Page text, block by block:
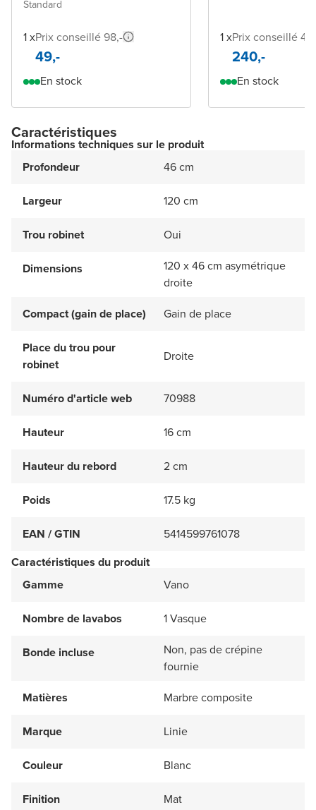
Standard
1 xPrix conseillé 98,-
49,-
En stock
1 xPrix conseillé
240,-
En stock
Caractéristiques
Informations techniques sur le produit
Profondeur
46 cm
Largeur 120 cm
Trou robinet Oui
Dimensions
120 x 46 cm asymétrique
droite
Compact (gain de place)
Gain de place
Place du trou pour
robinet
Droite
Numéro d'article web 70988
Hauteur 16 cm
Hauteur du rebord 2 cm
Poids 17.5 kg
EAN / GTIN
5414599761078
Caractéristiques du produit
Gamme
Vano
Nombre de lavabos 1 Vasque
Bonde incluse
Non, pas de crépine
fournie
Matières
Marbre composite
Marque Linie
Couleur Blanc
Finition Mat